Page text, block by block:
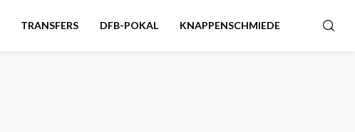
TRANSFERS DFB-POKAL KNAPPENSCHMIEDE